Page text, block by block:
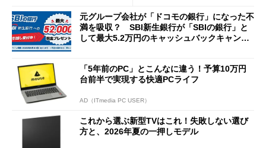
元グループ会社が「ドコモの銀行」になった不
満を吸収？ SBI新生銀行が「SBIの銀行」と
して最大5.2万円のキャッシュバックキャンペ
「5年前のPC」とこんなに違う！予算10万円
台前半で実現する快適PCライフ
AD（ITmedia PC USER）
これから選ぶ新型TVはこれ！失敗しない選び
方と、2026年夏の一押しモデル